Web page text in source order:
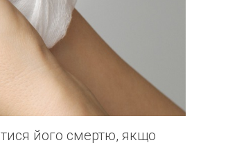
його смертю, якщо